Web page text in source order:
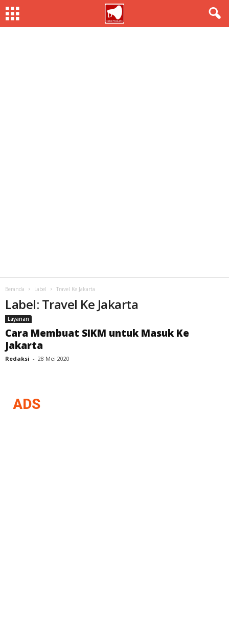
Beranda Label Travel Ke Jakarta
Label: Travel Ke Jakarta
Layanan
Cara Membuat SIKM untuk Masuk Ke
Jakarta
Redaksi - 28 Mei 2020
ADS